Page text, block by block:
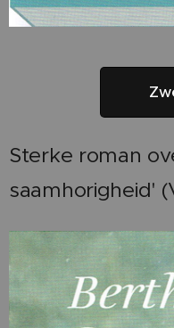
Sterke roman
saamhorigheid'